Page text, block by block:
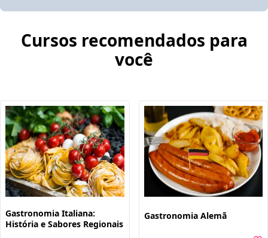
Cursos recomendados para
você
Gastronomia Italiana:
História e Sabores Regionais
Gastronomia Alemã